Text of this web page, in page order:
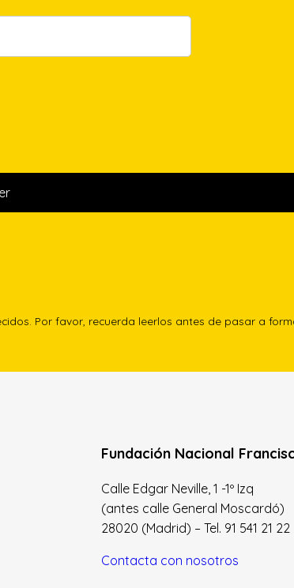
Por favor, recuerda leerlos antes de pasar a
Fundación Nacional
Calle Edgar Neville, 1 -1º Izq
(antes calle General Moscardó)
28020 (Madrid) – Tel. 91 541 21 22
Contacta con nosotros